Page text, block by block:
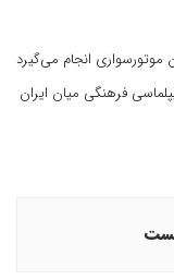
انجام می‌گیرد
فرهنگی میان ایران